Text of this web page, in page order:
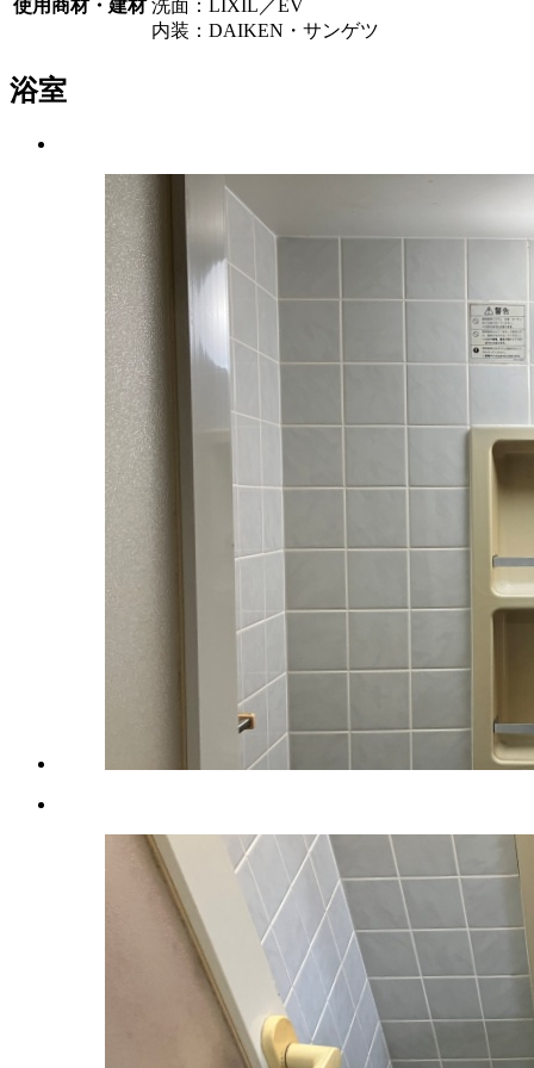
使用商材・建材 洗面：LIXIL／EV
内装：DAIKEN・サンゲツ
浴室